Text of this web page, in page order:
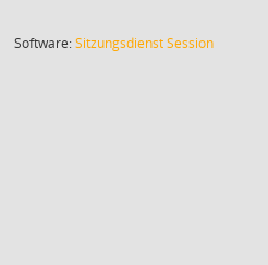
Software:SitzungsdienstSession(Wird in